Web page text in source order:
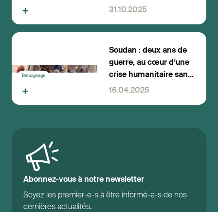
catastrophique
31.10.2025
Témoignage
Soudan : deux ans de
guerre, au cœur d’une
crise humanitaire sans
précédent
16.04.2025
Abonnez-vous à notre newsletter
Soyez les premier-e-s à être informé-e-s de nos
dernières actualités.